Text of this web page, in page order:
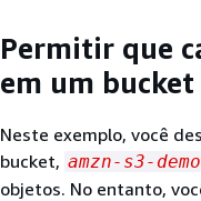
Permitir que
em um bucket
Neste exemplo, você
bucket, amzn-s3-
objetos. No entanto,